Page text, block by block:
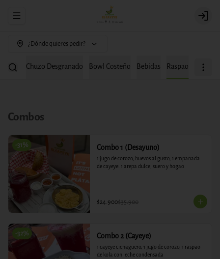
Abrir menu de navegación Login
¿Dónde quieres pedir?
Chuzo Desgranado Bowl Costeño Bebidas Raspao
Combos
-31% Combo 1 (Desayuno)
1 jugo de corozo, huevos al gusto, 1 empanada
de cayeye. 1 arepa dulce, suero y hogao
$24.900$35.900
-32% Combo 2 (Cayeye)
1 cayeye cienaguero, 1 jugo de corozo, 1 raspao
de kola con leche condensada